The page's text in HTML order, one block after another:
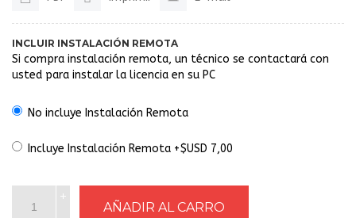
INCLUIR INSTALACIÓN REMOTA
Si compra instalación remota, un técnico se contactará con
usted para instalar la licencia en su PC
No incluye Instalación Remota
Incluye Instalación Remota +$USD 7,00